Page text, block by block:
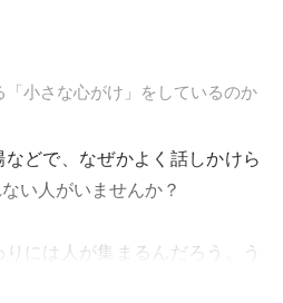
小さな心がけ」をしているのか
どで、なぜかよく話しかけら
い人がいませんか？
には人が集まるんだろう。う